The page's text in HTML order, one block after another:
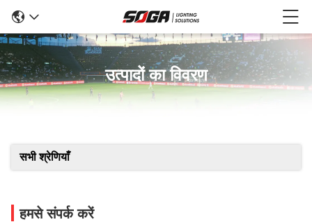
उत्पादों का विवरण
सभी श्रेणियाँ
हमसे संपर्क करें